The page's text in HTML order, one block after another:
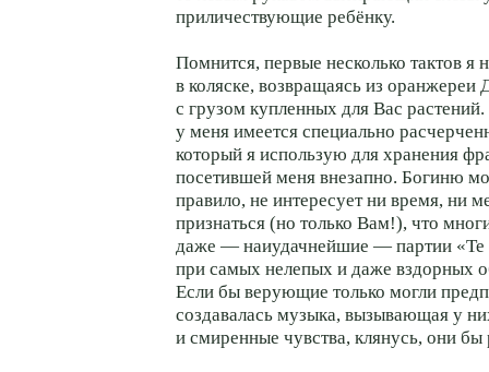
приличествующие ребёнку.
Помнится, первые несколько тактов я
в коляске, возвращаясь из оранжереи
с грузом купленных для Вас
у меня имеется специально
который я использую для хранения
посетившей меня внезапно. Богиню
правило, не интересует ни время, ни
признаться (но только Вам!), что
даже — наиудачнейшие — партии «Te
при самых нелепых и даже вздорных
Если бы верующие только могли
создавалась музыка, вызывающая у
и смиренные чувства, клянусь, они бы